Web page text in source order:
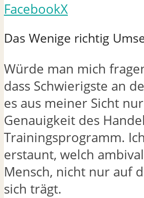
FacebookX
Das Wenige richtig
Würde man mich
dass Schwierigste an
es aus meiner Sicht
Genauigkeit des
Trainingsprogramm.
erstaunt, welch
Mensch, nicht nur auf
sich trägt.